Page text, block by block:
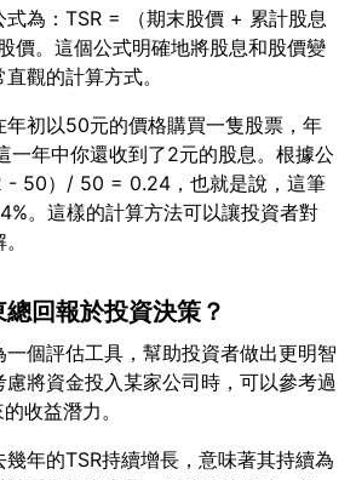
式為：TSR = （期末股價 + 累計股息
價。這個公式明確地將股息和股價變
年初以50元的價格購買一隻股票，年
一年中你還收到了2元的股息。根據公
- 50）/ 50 = 0.24，也就是說，這筆
。這樣的計算方法可以讓投資者對
回報於投資決策？
個評估工具，幫助投資者做出更明智
將資金投入某家公司時，可以參考過
年的TSR持續增長，意味著其持續為